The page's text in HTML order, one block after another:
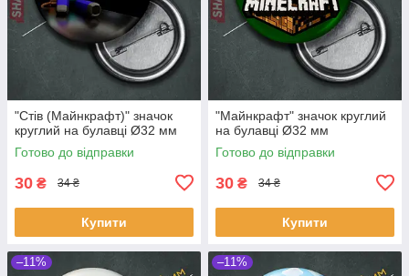
"Стів (Майнкрафт)" значок
круглий на булавці Ø32 мм
Готово до відправки
30 ₴ 34 ₴
Купити
"Майнкрафт" значок круглий
на булавці Ø32 мм
Готово до відправки
30 ₴ 34 ₴
Купити
–11% –11%